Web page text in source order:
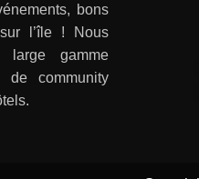
bons
l’île ! Nous
large gamme
de community